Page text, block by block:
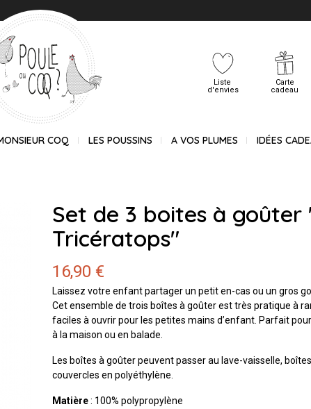
Liste
d'envies
Carte
cadeau
COQ LES POUSSINS A VOS PLUMES IDÉES
Set de 3 boites à goûter
Tricératops"
16,90 €
Laissez votre enfant partager un petit en-cas ou un gros
Cet ensemble de trois boîtes à goûter est très pratique à
faciles à ouvrir pour les petites mains d’enfant. Parfait
à la maison ou en balade.
Les boîtes à goûter peuvent passer au lave-vaisselle,
couvercles en polyéthylène.
Matière: 100% polypropylène